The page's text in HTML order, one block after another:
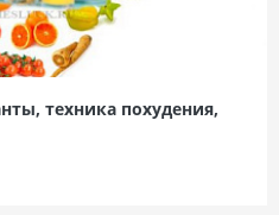
техника похудения,